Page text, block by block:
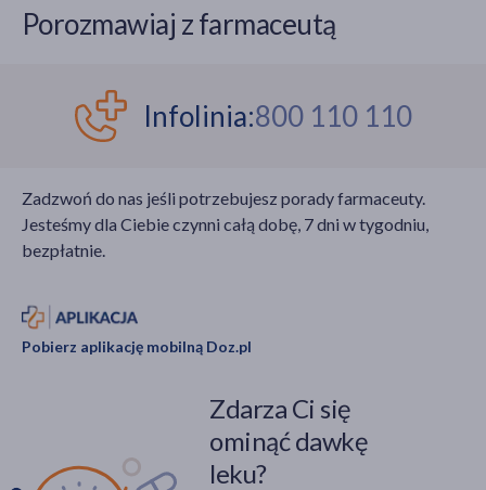
może prowadzić do
Istnieje wiele przyczyn
nietrzymania moczu, a
właściwego poradzenia
sobie z tym problemem.
została opublikowana
and Health.
Porozmawiaj z farmaceutą
Infolinia:800 110 110
Zadzwoń do nas jeśli potrzebujesz porady farmaceuty.
Jesteśmy dla Ciebie czynni całą dobę, 7 dni w tygodniu,
bezpłatnie.
Pobierz aplikację mobilną Doz.pl
Zdarza Ci się
ominąć dawkę
leku?